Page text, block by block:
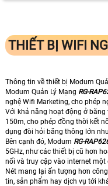
THIẾT BỊ WIFI
Thông tin về thiết bị Modum
Modum Quản Lý Mạng RG-
nghệ Wifi Marketing, cho phép
Với khả năng hoạt động ở băng
150m, cho phép đồng thời kết
dụng đòi hỏi băng thông lớn
Bên cạnh đó, Modum RG-
5GHz, như các thiết bị cũ hơn
nối và truy cập vào internet một
Nét mang lại ấn tượng hơn
tin, sản phẩm hay dịch vụ tới